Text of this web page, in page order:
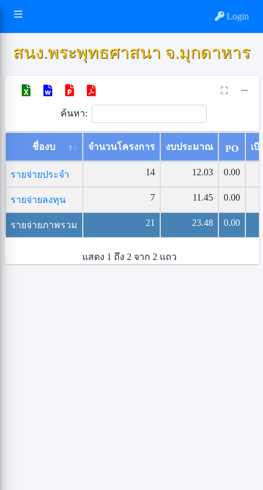
Login
สนง.พระพุทธศาสนา จ.มุกดาหาร
ค้นหา:
ชื่องบ จำนวนโครงการ งบประมาณ PO เบิ
รายจ่ายประจำ 14 12.03 0.00
รายจ่ายลงทุน 7 11.45 0.00
รายจ่ายภาพรวม 21 23.48 0.00
แสดง 1 ถึง 2 จาก 2 แถว